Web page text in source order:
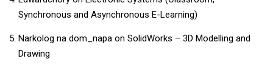
Synchronous and Asynchronous E-Learning)
Narkolog na dom_napa on SolidWorks – 3D Modelling and
Drawing